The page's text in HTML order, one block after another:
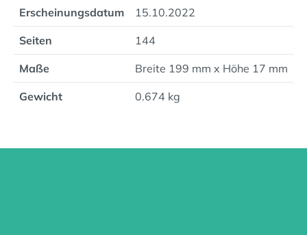
Erscheinungsdatum 15.10.2022
Seiten 144
Maße Breite 199 mm x Höhe 17 mm
Gewicht 0.674 kg